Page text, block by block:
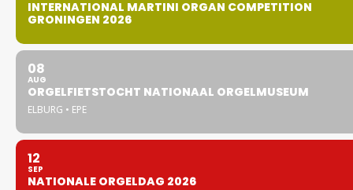
INTERNATIONAL MARTINI ORGAN COMPETITION
GRONINGEN 2026
08
AUG
ORGELFIETSTOCHT NATIONAAL ORGELMUSEUM
ELBURG • EPE
12
SEP
NATIONALE ORGELDAG 2026